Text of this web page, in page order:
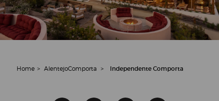
Home > AlentejoComporta > Independente Comporta